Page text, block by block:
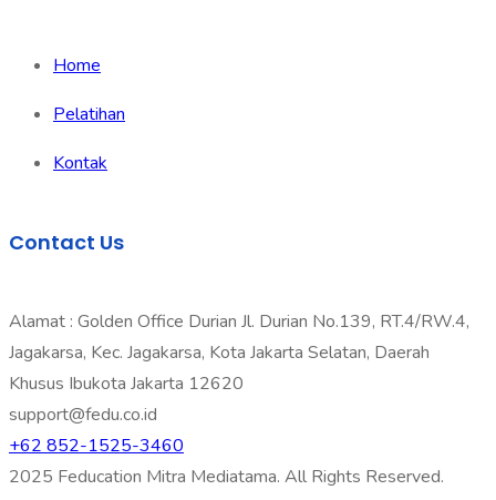
Home
Pelatihan
Kontak
Contact Us
Alamat : Golden Office Durian Jl. Durian No.139, RT.4/RW.4,
Jagakarsa, Kec. Jagakarsa, Kota Jakarta Selatan, Daerah
Khusus Ibukota Jakarta 12620
support@fedu.co.id
+62 852-1525-3460
2025 Feducation Mitra Mediatama. All Rights Reserved.